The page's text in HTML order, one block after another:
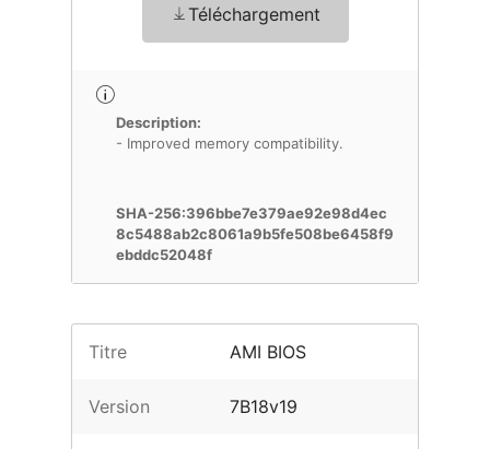
Téléchargement
Description:
- Improved memory compatibility.
SHA-256:396bbe7e379ae92e98d4ec
8c5488ab2c8061a9b5fe508be6458f9
ebddc52048f
Titre AMI BIOS
Version 7B18v19